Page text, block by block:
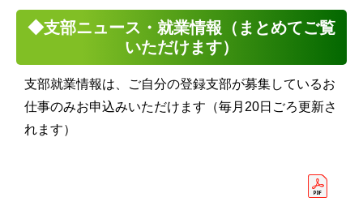
◆支部ニュース・就業情報（まとめてご覧
いただけます）
支部就業情報は、ご自分の登録支部が募集しているお
仕事のみお申込みいただけます（毎月20日ごろ更新さ
れます）